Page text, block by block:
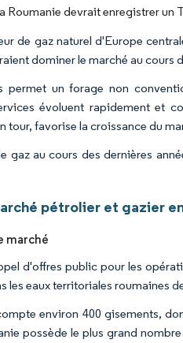
Roumanie devrait enregistrer
de gaz naturel d'Europe
dominer le marché au cours
permet un forage non
évoluent rapidement et
tour, favorise la croissance du
gaz au cours des dernières
pétrolier et gazier
marché
d'offres public pour les
les eaux territoriales roumaines
environ 400 gisements,
possède le plus grand